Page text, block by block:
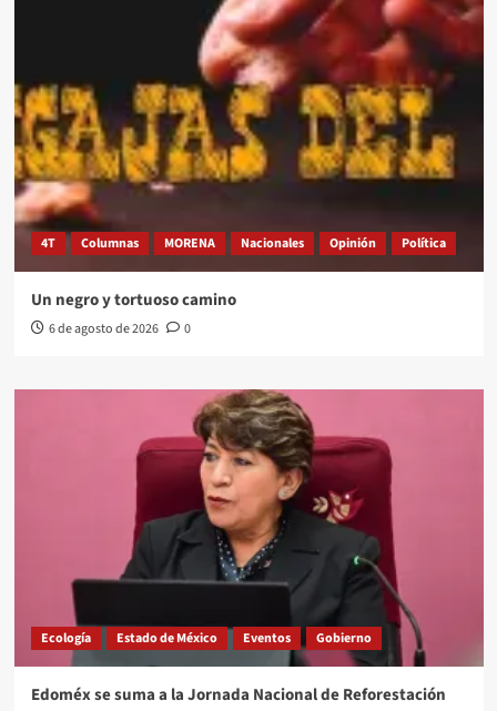
4T Columnas MORENA Nacionales Opinión Política
Un negro y tortuoso camino
6 de agosto de 2026 0
Ecología Estado de México Eventos Gobierno
Edoméx se suma a la Jornada Nacional de Reforestación